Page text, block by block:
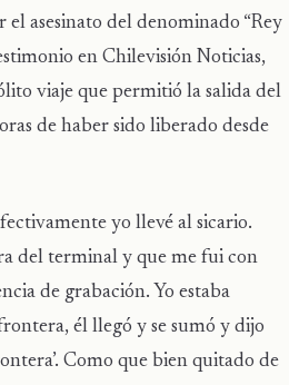
asesinato del denominado “Rey
en Chilevisión Noticias,
viaje que permitió la salida del
de haber sido liberado desde
yo llevé al sicario.
del terminal y que me fui con
de grabación. Yo estaba
él llegó y se sumó y dijo
Como que bien quitado de